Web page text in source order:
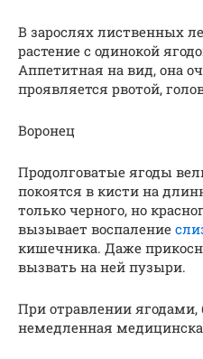
В зарослях лиственных
растение с одинокой
Аппетитная на вид, она
проявляется рвотой,
Воронец
Продолговатые ягоды
покоятся в кисти на
только черного, но
вызывает воспаление
кишечника. Даже
вызвать на ней пузыри.
При отравлении ягодами,
немедленная